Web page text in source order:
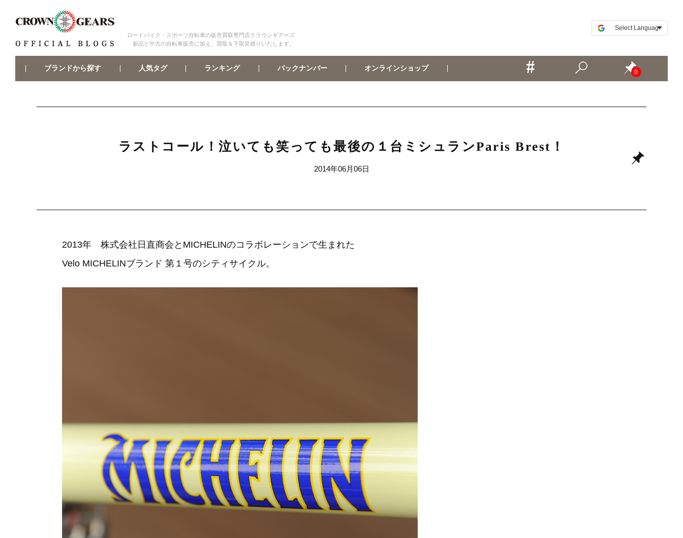
ロードバイク・スポーツ自転車の販売買取専門店クラウンギアーズ
新品と中古の自転車販売に加え、買取＆下取見積りいたします。
ブランドから探す 人気タグ ランキング バックナンバー オンラインショップ 0
ラストコール！泣いても笑っても最後の１台ミシュランParis Brest！
2014年06月06日
2013年 株式会社日直商会とMICHELINのコラボレーションで生まれた
Velo MICHELINブランド 第１号のシティサイクル。